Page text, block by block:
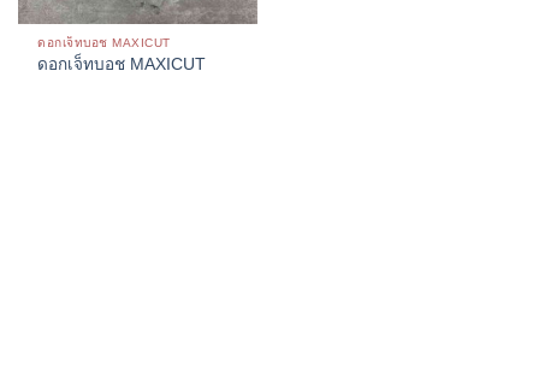
ดอกเจ็ทบอช MAXICUT
ดอกเจ็ทบอช MAXICUT